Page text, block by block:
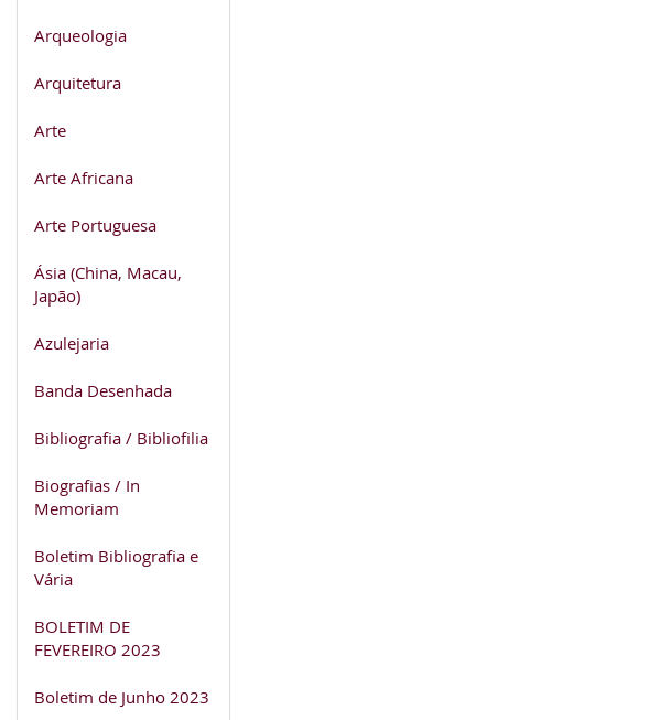
Arqueologia
Arquitetura
Arte
Arte Africana
Arte Portuguesa
Ásia (China, Macau,
Japão)
Azulejaria
Banda Desenhada
Bibliografia / Bibliofilia
Biografias / In
Memoriam
Boletim Bibliografia e
Vária
BOLETIM DE
FEVEREIRO 2023
Boletim de Junho 2023